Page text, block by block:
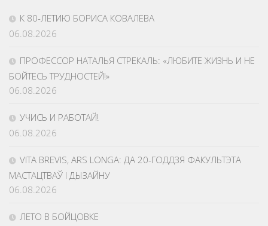
К 80-ЛЕТИЮ БОРИСА КОВАЛЕВА
06.08.2026
ПРОФЕССОР НАТАЛЬЯ СТРЕКАЛЬ: «ЛЮБИТЕ ЖИЗНЬ И НЕ
БОЙТЕСЬ ТРУДНОСТЕЙ!»
06.08.2026
УЧИСЬ И РАБОТАЙ!
06.08.2026
VITA BREVIS, ARS LONGA: ДА 20-ГОДДЗЯ ФАКУЛЬТЭТА
МАСТАЦТВАЎ І ДЫЗАЙНУ
06.08.2026
ЛЕТО В БОЙЦОВКЕ